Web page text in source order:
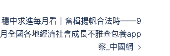
穩中求進每月看｜奮楫揚帆合法時——9
月全國各地經濟社會成長不雅查包養app
察_中國網